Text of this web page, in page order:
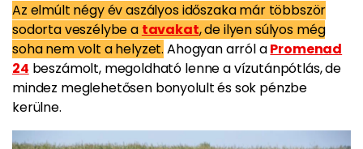
Az elmúlt négy év aszályos időszaka már többször
sodorta veszélybe a tavakat, de ilyen súlyos még
soha nem volt a helyzet. Ahogyan arról aPromenad
24 beszámolt, megoldható lenne a vízutánpótlás, de
mindez meglehetősen bonyolult és sok pénzbe
kerülne.